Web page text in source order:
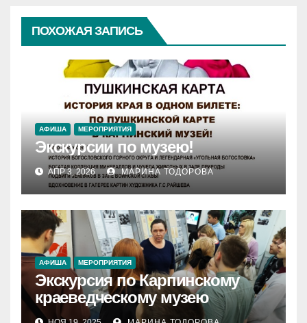
ПОХОЖАЯ ЗАПИСЬ
АФИША МЕРОПРИЯТИЯ
Экскурсии по музею!
АПР 3, 2026 МАРИНА ТОДОРОВА
АФИША МЕРОПРИЯТИЯ
Экскурсия по Карпинскому
краеведческому музею